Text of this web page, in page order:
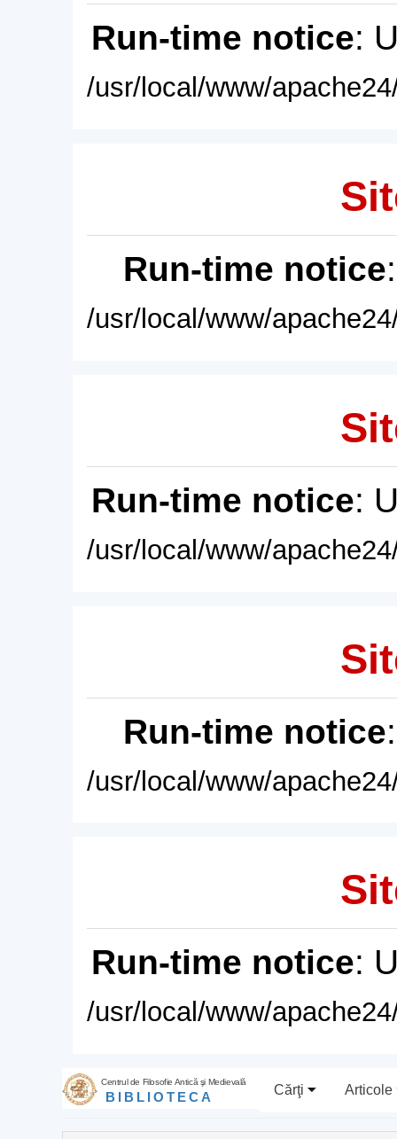
Run-time notice:
/usr/local/www/
Run-time notice
/usr/local/www/
Run-time notice:
/usr/local/www/
Run-time notice
/usr/local/www/
Run-time notice:
/usr/local/www/
Centrul de Filosofie Antică şi Medievală
BIBLIOTECA Cărţi Articole